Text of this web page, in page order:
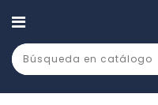
CATEGORÍA